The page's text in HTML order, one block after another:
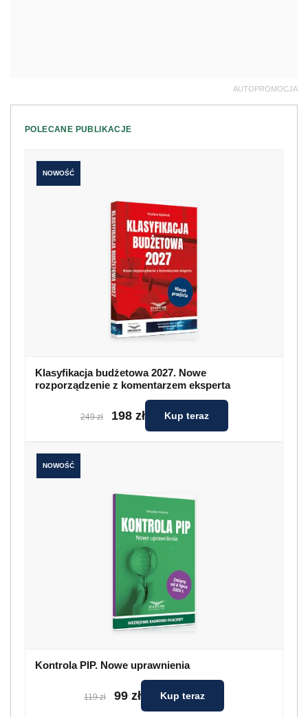
AUTOPROMOCJA
POLECANE PUBLIKACJE
NOWOŚĆ
Klasyfikacja budżetowa 2027. Nowe
rozporządzenie z komentarzem eksperta
249 zł 198 zł Kup teraz
NOWOŚĆ
Kontrola PIP. Nowe uprawnienia
119 zł 99 zł Kup teraz